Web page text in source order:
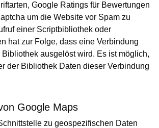
Google Ratings für Bewertungen
um die Website vor Spam zu
einer Scriptbibliothek oder
hat zur Folge, dass eine Verbindung
Bibliothek ausgelöst wird. Es ist möglich,
der Bibliothek Daten dieser Verbindung
Google Maps
zu geospezifischen Daten